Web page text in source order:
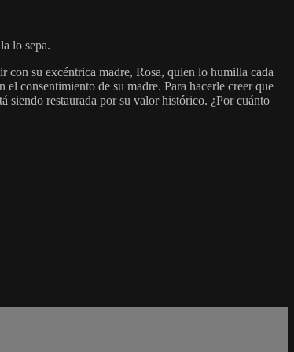
lo sepa.
con su excéntrica madre, Rosa, quien lo humilla cada
consentimiento de su madre. Para hacerle creer que
siendo restaurada por su valor histórico. ¿Por cuánto